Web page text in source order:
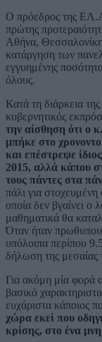
Ο πρόεδρος της
πρώτης
Αθήνα, Θεσσαλονίκη
κατάργηση των
εγγυημένης
όλους.
Κατά τη διάρκεια
κυβερνητικός
την αίσθηση ότι ο
μπήκε στο
και επέστρεψε
2015, αλλά κάπου
τους πάντες στα
πάλι για
οποία δεν βγαίνει ο
μαθηματικά θα
Όταν ήταν
υπόλοιπα περίπου
δήλωση της μεσαίας
Για ακόμη μία φορά
βασικό
ευχάριστα κάποιος
χώρα εκεί που
κρίσης, στο ένα